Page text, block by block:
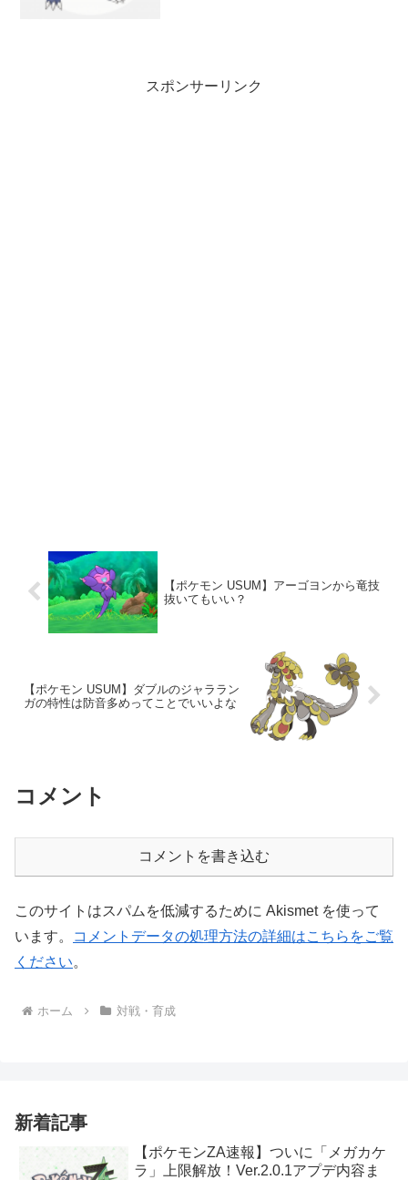
スポンサーリンク
【ポケモン USUM】アーゴヨンから竜技
抜いてもいい？
【ポケモン USUM】ダブルのジャララン
ガの特性は防音多めってことでいいよな
コメント
コメントを書き込む
このサイトはスパムを低減するために Akismet を使って
います。
コメントデータの処理方法の詳細はこちらをご覧
ください。
ホーム 対戦・育成
新着記事
【ポケモンZA速報】ついに「メガカケ
ラ」上限解放！Ver.2.0.1アプデ内容ま